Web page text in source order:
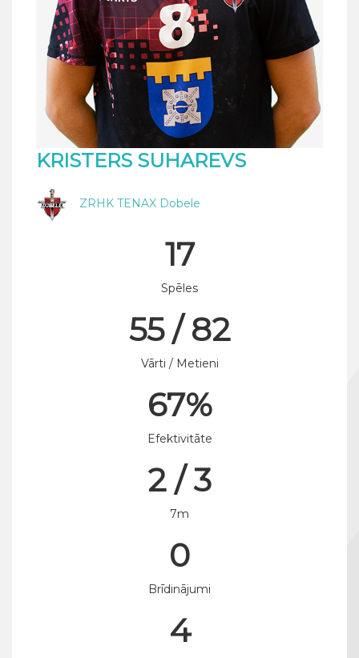
KRISTERS SUHAREVS
ZRHK TENAX Dobele
17
Spēles
55 / 82
Vārti / Metieni
67%
Efektivitāte
2 / 3
7m
0
Brīdinājumi
4